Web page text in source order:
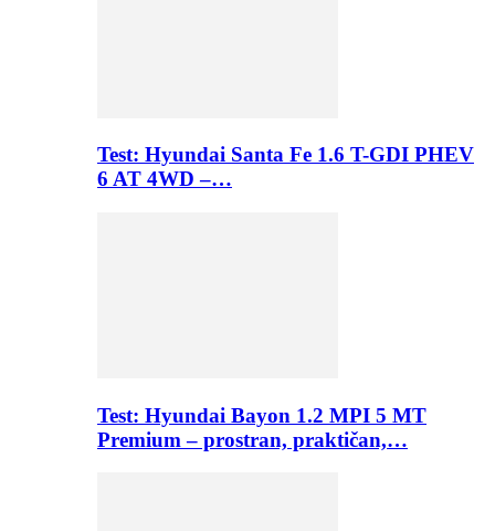
Test: Hyundai Santa Fe 1.6 T-GDI PHEV
6 AT 4WD –…
Test: Hyundai Bayon 1.2 MPI 5 MT
Premium – prostran, praktičan,…